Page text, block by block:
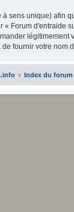
sens unique) afin
« Forum
fournir votre nom
Index du forum